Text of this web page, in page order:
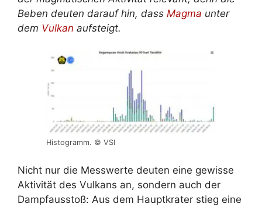
Beben deuten darauf hin, dass Magma unter
dem Vulkan aufsteigt.
Histogramm. © VSI
Nicht nur die Messwerte deuten eine gewisse
Aktivität des Vulkans an, sondern auch der
Dampfausstoß: Aus dem Hauptkrater stieg eine